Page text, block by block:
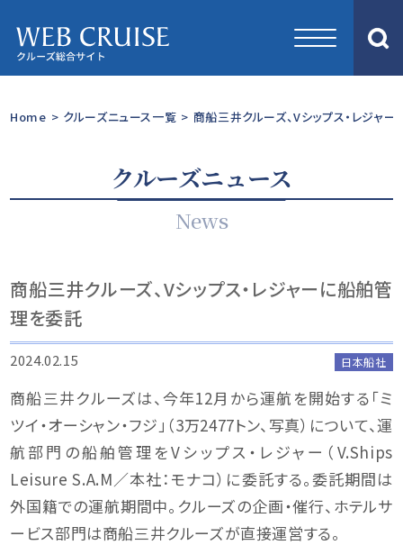
Home > クルーズニュース一覧 > 商船三井クルーズ、Vシップス・レジャ
クルーズニュース
News
商船三井クルーズ、Vシップス・レジャーに船舶管
理を委託
2024.02.15 日本船社
商船三井クルーズは、今年12月から運航を開始する「ミ
ツイ・オーシャン・フジ」（3万2477トン、写真）について、運
航部門の船舶管理をVシップス・レジャー（V.Ships
Leisure S.A.M／本社：モナコ）に委託する。委託期間は
外国籍での運航期間中。クルーズの企画・催行、ホテルサ
ービス部門は商船三井クルーズが直接運営する。